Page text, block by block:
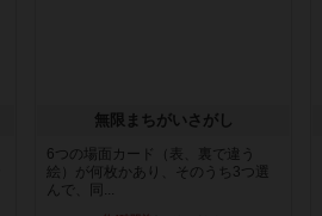
無限まちがいさがし
6つの場面カード（表、裏で違う
絵）が何枚かあり、そのうち3つ選
んで、同...